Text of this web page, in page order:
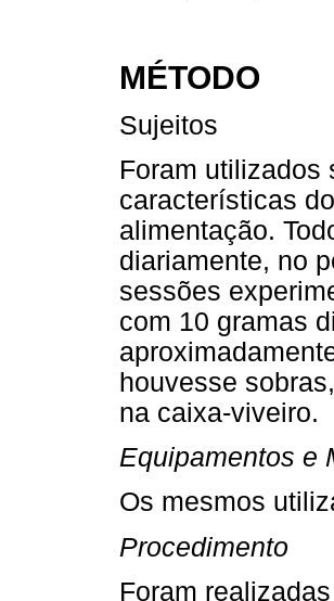
MÉTODO
Sujeitos
Foram utilizados
características
alimentação.
diariamente, no
sessões
com 10 gramas
houvesse
na caixa-viveiro.
Equipamentos e
Os mesmos
Procedimento
Foram